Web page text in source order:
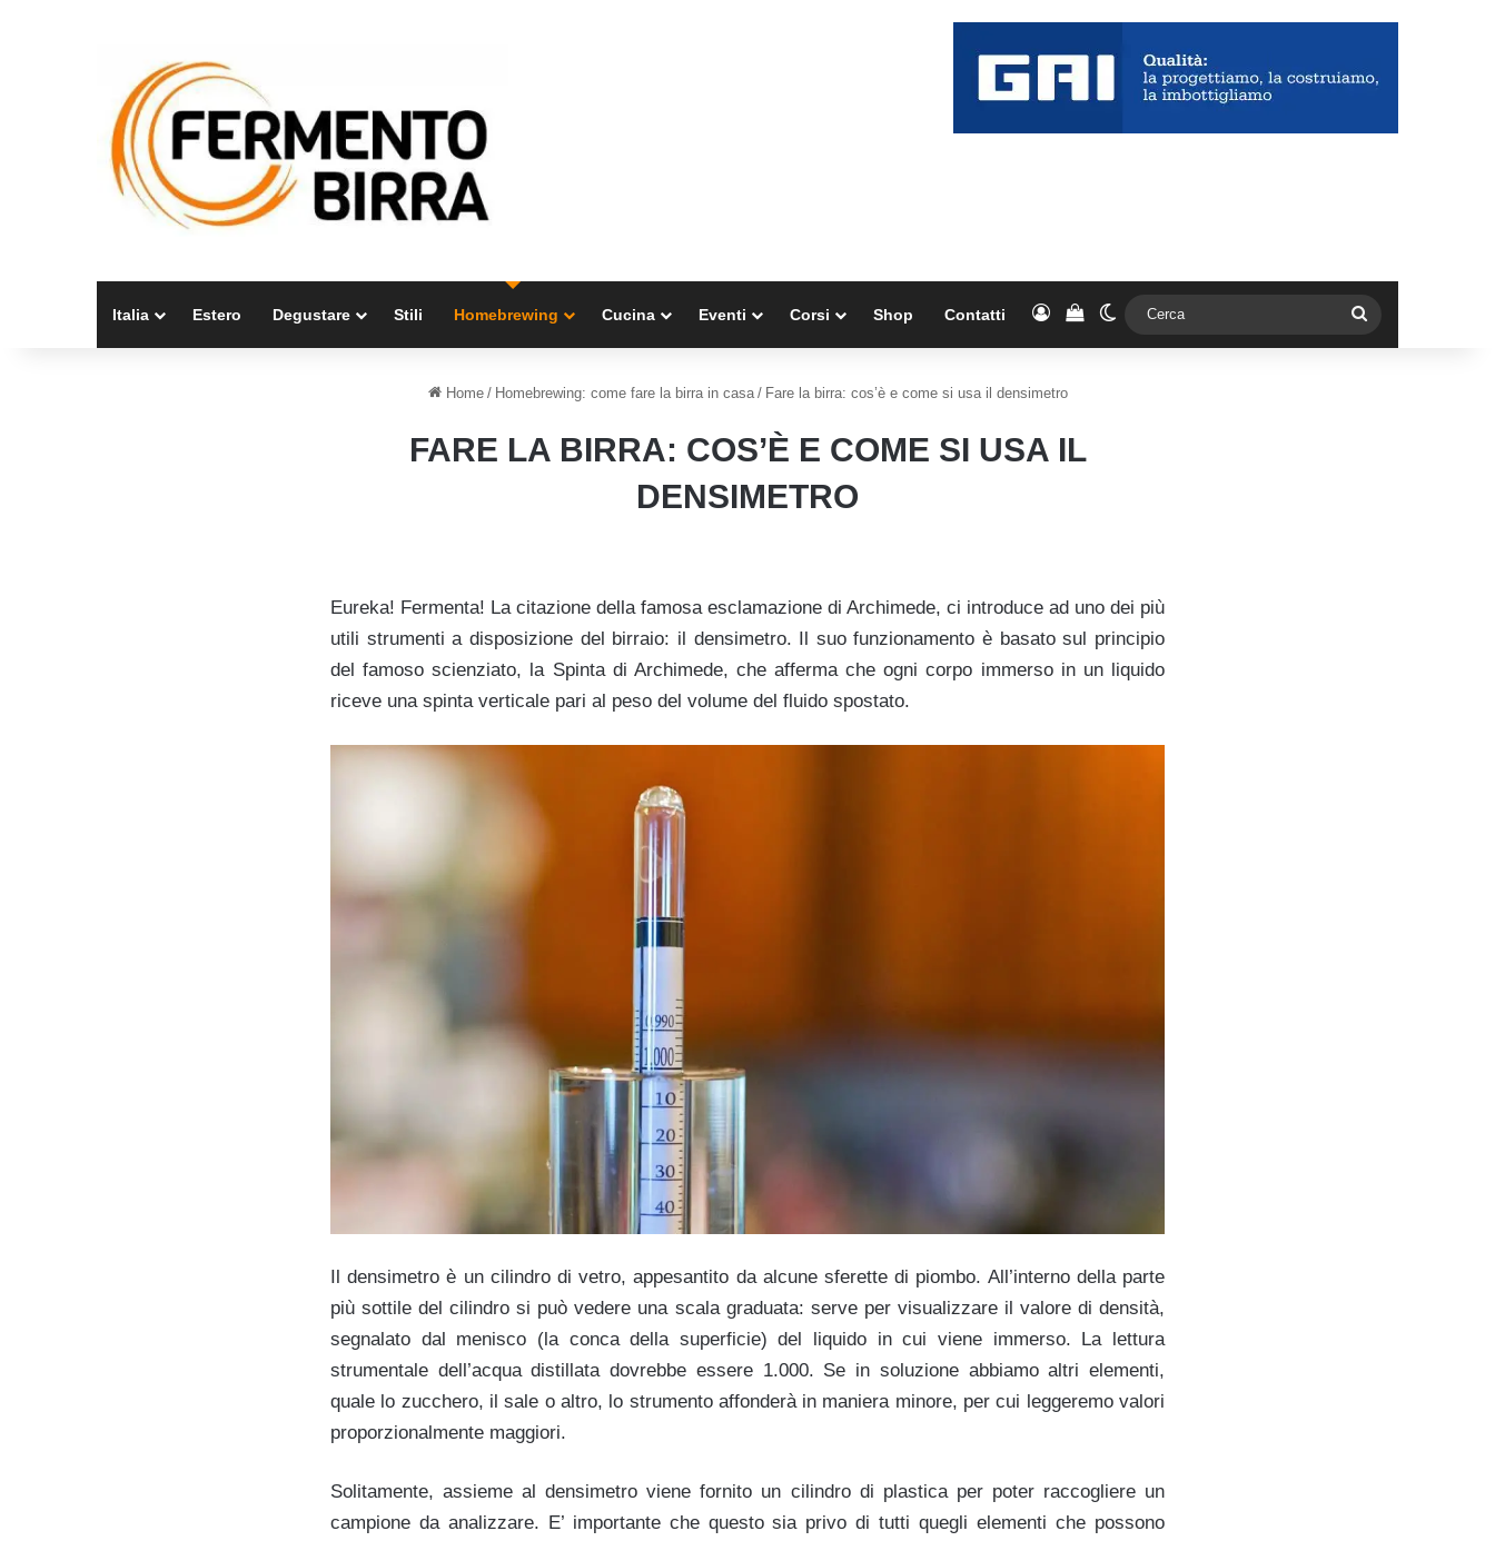
Italia Estero Degustare Stili Homebrewing Cucina Eventi Corsi Shop Contatti AccediVedi il carrello
Cambia aspetto
Home / Homebrewing: come fare la birra in casa / Fare la birra: cos’è e come si usa il densimetro
FARE LA BIRRA: COS’È E COME SI USA IL
DENSIMETRO
Eureka! Fermenta! La citazione della famosa esclamazione di Archimede, ci introduce ad uno dei più
utili strumenti a disposizione del birraio: il densimetro. Il suo funzionamento è basato sul principio
del famoso scienziato, la Spinta di Archimede, che afferma che ogni corpo immerso in un liquido
riceve una spinta verticale pari al peso del volume del fluido spostato.
Il densimetro è un cilindro di vetro, appesantito da alcune sferette di piombo. All’interno della parte
più sottile del cilindro si può vedere una scala graduata: serve per visualizzare il valore di densità,
segnalato dal menisco (la conca della superficie) del liquido in cui viene immerso. La lettura
strumentale dell’acqua distillata dovrebbe essere 1.000. Se in soluzione abbiamo altri elementi,
quale lo zucchero, il sale o altro, lo strumento affonderà in maniera minore, per cui leggeremo valori
proporzionalmente maggiori.
Solitamente, assieme al densimetro viene fornito un cilindro di plastica per poter raccogliere un
campione da analizzare. E’ importante che questo sia privo di tutti quegli elementi che possono